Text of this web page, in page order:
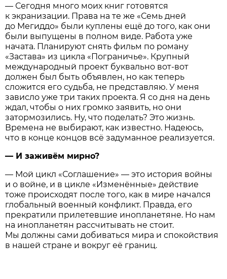
— Сегодня много моих книг готовятся
к экранизации. Права на те же «Семь дней
до Мегиддо» были куплены ещё до того, как они
были выпущены в полном виде. Работа уже
начата. Планируют снять фильм по роману
«Застава» из цикла «Пограничье». Крупный
международный проект буквально вот-вот
должен был быть объявлен, но как теперь
сложится его судьба, не представляю. У меня
зависло уже три таких проекта. Я со дня на день
ждал, чтобы о них громко заявить, но они
затормозились. Ну, что поделать? Это жизнь.
Времена не выбирают, как известно. Надеюсь,
что в конце концов всё задуманное реализуется.
— И заживём мирно?
— Мой цикл «Соглашение» — это история войны
и о войне, и в цикле «Изменённые» действие
тоже происходят после того, как в мире начался
глобальный военный конфликт. Правда, его
прекратили прилетевшие инопланетяне. Но нам
на инопланетян рассчитывать не стоит.
Мы должны сами добиваться мира и спокойствия
в нашей стране и вокруг её границ.